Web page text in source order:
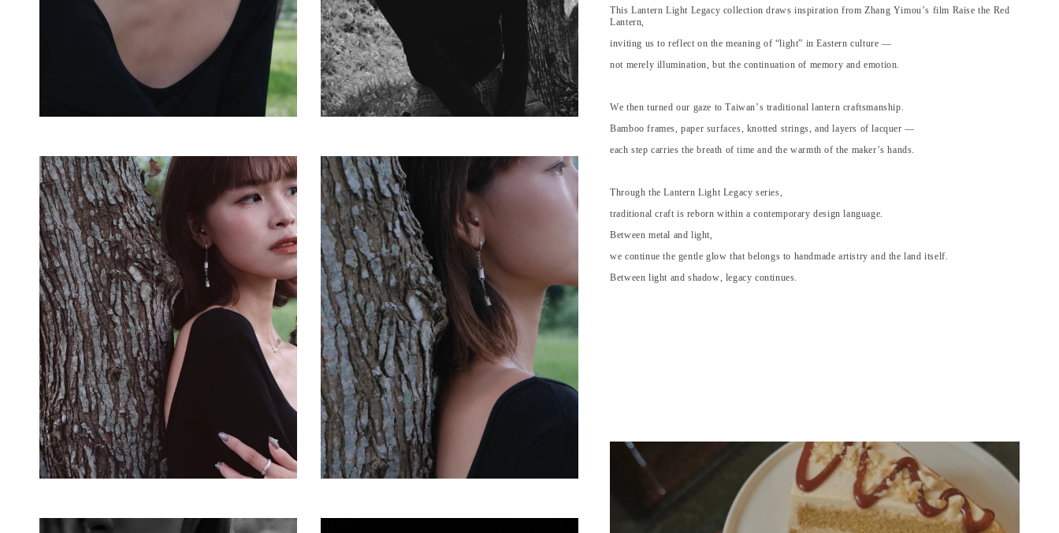
This Lantern Light Legacy collection draws inspiration from Zhang Yimou’s film Raise the Red
Lantern,
inviting us to reflect on the meaning of “light” in Eastern culture —
not merely illumination, but the continuation of memory and emotion.
We then turned our gaze to Taiwan’s traditional lantern craftsmanship.
Bamboo frames, paper surfaces, knotted strings, and layers of lacquer —
each step carries the breath of time and the warmth of the maker’s hands.
Through the Lantern Light Legacy series,
traditional craft is reborn within a contemporary design language.
Between metal and light,
we continue the gentle glow that belongs to handmade artistry and the land itself.
Between light and shadow, legacy continues.